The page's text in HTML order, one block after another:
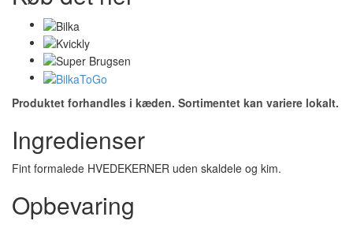
Produktet forhandles i kæden. Sortimentet kan variere lokalt.
Ingredienser
Fint formalede HVEDEKERNER uden skaldele og kim.
Opbevaring